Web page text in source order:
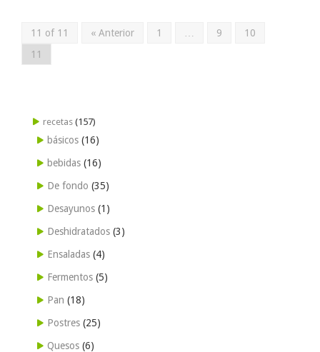
11 of 11 « Anterior 1 9
10
11
recetas (157)
básicos (16)
bebidas (16)
De fondo (35)
Desayunos (1)
Deshidratados (3)
Ensaladas (4)
Fermentos (5)
Pan (18)
Postres (25)
Quesos (6)